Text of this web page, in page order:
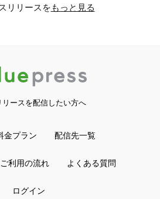
リリースをもっと見る
リースを配信したい方へ
金プラン 配信先一覧
ご利用の流れ よくある質問
ログイン